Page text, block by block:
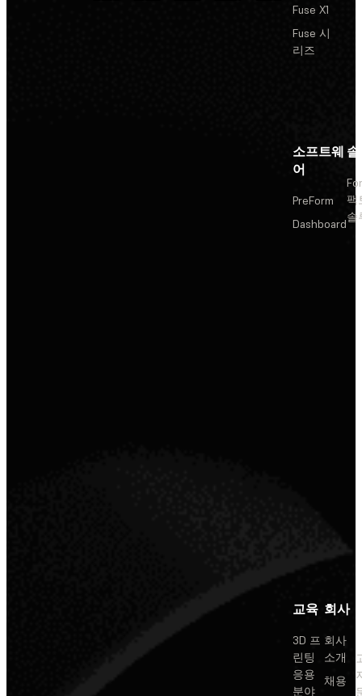
Fuse X1
Fuse 시
리즈
소프트웨
어
PreForm
Dashboard
팩
솔
교육
3D 프
린팅
응용
분야
회사
회사
소개
채용